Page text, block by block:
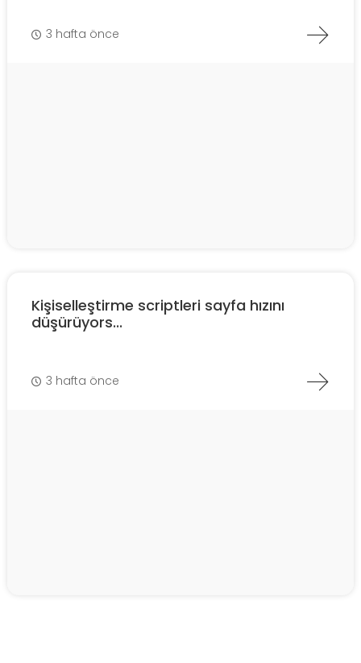
3 hafta önce
Kişiselleştirme scriptleri sayfa hızını
düşürüyors...
3 hafta önce